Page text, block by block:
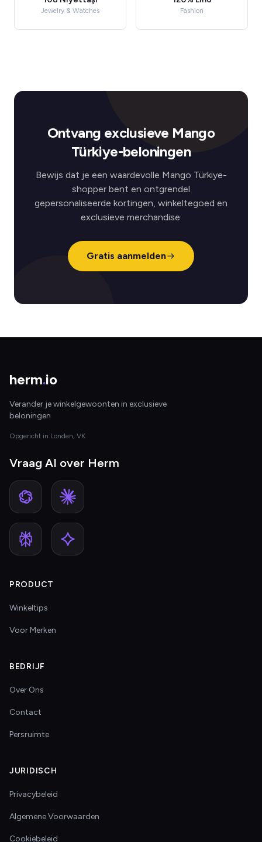
Jewelry & Watches Fashion
Ontvang exclusieve Mango
Türkiye-beloningen
Bewijs dat je een waardevolle Mango Türkiye-
shopper bent en ontgrendel
gepersonaliseerde kortingen, winkeltegoed en
exclusieve merchandise.
Gratis aanmelden
herm.io
Verander je winkelgewoonten in exclusieve
beloningen
Opgericht in Londen, VK
Vraag AI over Herm
PRODUCT
Winkeltips
Voor Merken
BEDRIJF
Over Ons
Contact
Persruimte
JURIDISCH
Privacybeleid
Algemene Voorwaarden
Cookiebeleid